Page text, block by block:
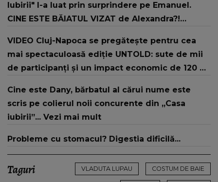
Iubirii" l-a luat prin surprindere pe Emanuel.
CINE ESTE BĂIATUL VIZAT de Alexandra?!
RECUNOSCUT IMEDIAT: "Am avut..."
VIDEO Cluj-Napoca se pregătește pentru cea
mai spectaculoasă ediție UNTOLD: sute de mii
de participanți și un impact economic de 120 de
Cine este Dany, bărbatul al cărui nume este
scris pe colierul noii concurente din „Casa
iubirii”... Vezi mai mult
Probleme cu stomacul? Digestia dificilă...
Taguri VLADUTA LUPAU COSTUM DE BAIE